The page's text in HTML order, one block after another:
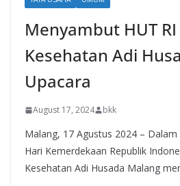
Menyambut HUT
Kesehatan Adi
Upacara
August 17, 2024 bkk
Malang, 17 Agustus 2024 –
Hari Kemerdekaan Republik
Kesehatan Adi Husada Malang